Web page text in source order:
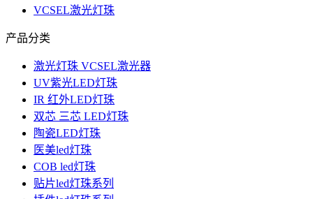
VCSEL激光灯珠
产品分类
激光灯珠 VCSEL激光器
UV紫光LED灯珠
IR 红外LED灯珠
双芯 三芯 LED灯珠
陶瓷LED灯珠
医美led灯珠
COB led灯珠
贴片led灯珠系列